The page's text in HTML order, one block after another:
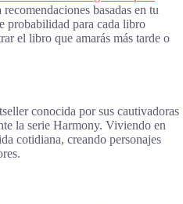
basadas en tu
probabilidad para cada libro
el libro que amarás más tarde o
conocida por sus cautivadoras
la serie Harmony. Viviendo en
cotidiana, creando personajes